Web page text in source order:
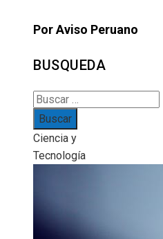
Por Aviso Peruano
BUSQUEDA
Buscar:
Ciencia y
Tecnología